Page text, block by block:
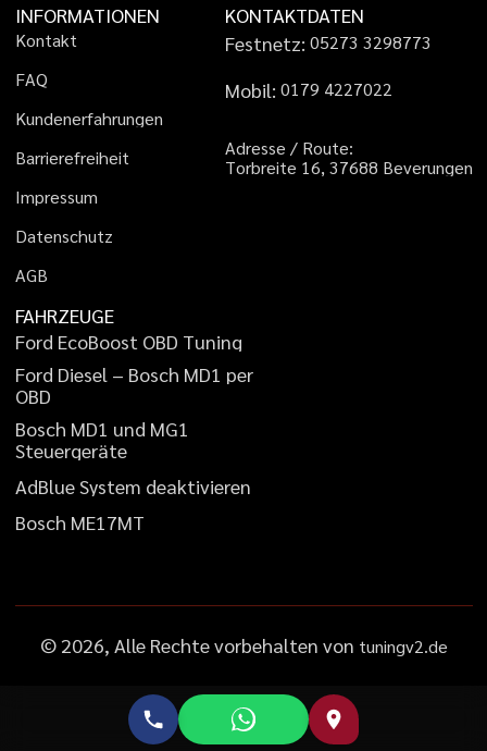
INFORMATIONEN
Kontakt
FAQ
Kundenerfahrungen
Barrierefreiheit
Impressum
Datenschutz
AGB
KONTAKTDATEN
Festnetz: 05273 3298773
Mobil: 01 79 4227022
Adresse / Route:
Torbreite 16, 37688 Beverungen
FAHRZEUGE
Ford EcoBoost OBD Tuning
Ford Diesel – Bosch MD1 per
OBD
Bosch MD1 und MG1
Steuergeräte
AdBlueSystem deaktivieren
Bosch ME17MT
© 2026, Alle Rechte vorbehalten von tuningv2.de